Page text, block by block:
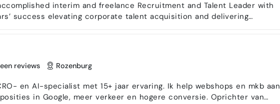
interim and freelance Recruitment and Talent Leader with
success elevating corporate talent acquisition and delivering
achieving 250+ white collar hires per year, and optimizing supplier and
reviews Rozenburg
en AI-specialist met 15+ jaar ervaring. Ik help webshops en mkb aan
in Google, meer verkeer en hogere conversie. Oprichter van